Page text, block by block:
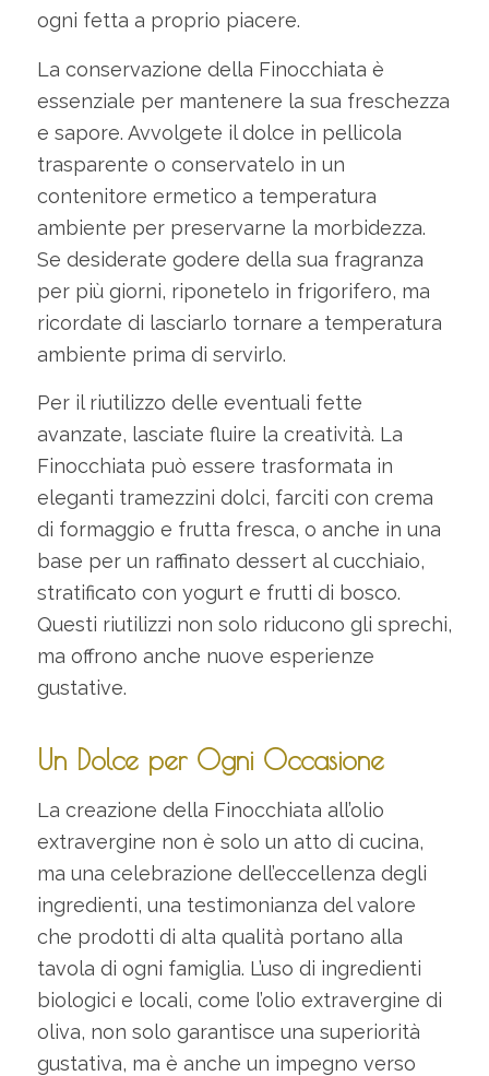
ogni fetta a proprio piacere.
La conservazione della Finocchiata è
essenziale per mantenere la sua freschezza
e sapore. Avvolgete il dolce in pellicola
trasparente o conservatelo in un
contenitore ermetico a temperatura
ambiente per preservarne la morbidezza.
Se desiderate godere della sua fragranza
per più giorni, riponetelo in frigorifero, ma
ricordate di lasciarlo tornare a temperatura
ambiente prima di servirlo.
Per il riutilizzo delle eventuali fette
avanzate, lasciate fluire la creatività. La
Finocchiata può essere trasformata in
eleganti tramezzini dolci, farciti con crema
di formaggio e frutta fresca, o anche in una
base per un raffinato dessert al cucchiaio,
stratificato con yogurt e frutti di bosco.
Questi riutilizzi non solo riducono gli sprechi,
ma offrono anche nuove esperienze
gustative.
Un Dolce per Ogni Occasione
La creazione della Finocchiata all’olio
extravergine non è solo un atto di cucina,
ma una celebrazione dell’eccellenza degli
ingredienti, una testimonianza del valore
che prodotti di alta qualità portano alla
tavola di ogni famiglia. L’uso di ingredienti
biologici e locali, come l’olio extravergine di
oliva, non solo garantisce una superiorità
gustativa, ma è anche un impegno verso